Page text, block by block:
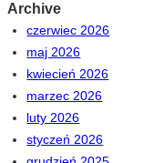
Archive
czerwiec 2026
maj 2026
kwiecień 2026
marzec 2026
luty 2026
styczeń 2026